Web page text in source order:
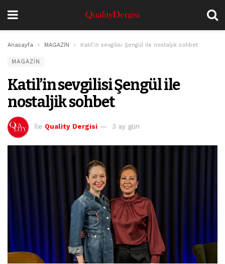
Anasayfa MAGAZİN Katil’in sevgilisi Şengül ile nostaljik sohbet
MAGAZİN
Katil’in sevgilisi Şengül ile
nostaljik sohbet
İle Quality Dergisi 3 ay gün